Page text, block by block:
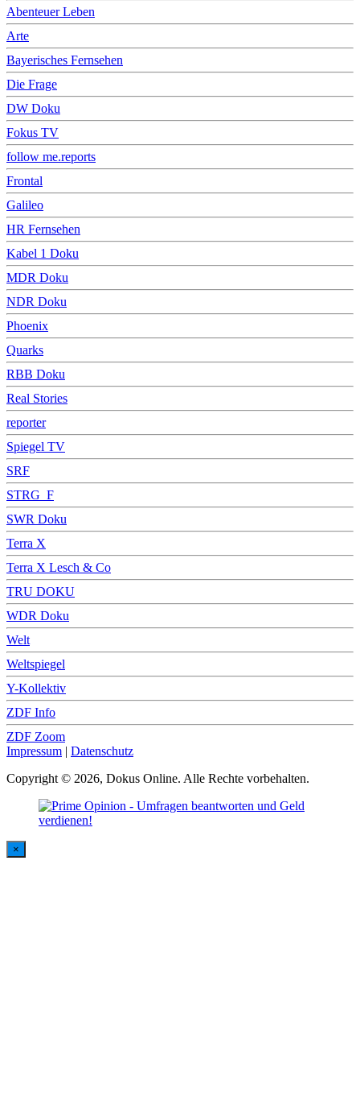
Abenteuer Leben
Arte
Bayerisches Fernsehen
Die Frage
DW Doku
Fokus TV
follow me.reports
Frontal
Galileo
HR Fernsehen
Kabel 1 Doku
MDR Doku
NDR Doku
Phoenix
Quarks
RBB Doku
Real Stories
reporter
Spiegel TV
SRF
STRG_F
SWR Doku
Terra X
Terra X Lesch & Co
TRU DOKU
WDR Doku
Welt
Weltspiegel
Y-Kollektiv
ZDF Info
ZDF Zoom
Impressum | Datenschutz
Copyright © 2026, Dokus Online. Alle Rechte vorbehalten.
×